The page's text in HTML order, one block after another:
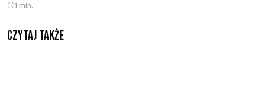
1 min.
Czytaj także